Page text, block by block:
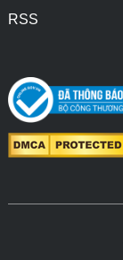
RSS